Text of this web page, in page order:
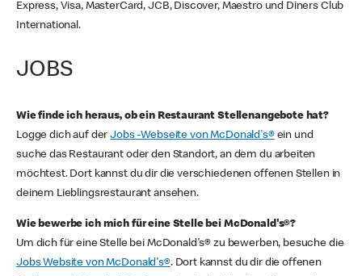
Express, Visa, MasterCard, JCB, Discover, Maestro und Diners Club
International.
JOBS
Wie finde ich heraus, ob ein Restaurant Stellenangebote hat?
Logge dich auf derJobs -Webseite von McDonald's®ein und
suche das Restaurant oder den Standort, an dem du arbeiten
möchtest. Dort kannst du dir die verschiedenen offenen Stellen in
deinem Lieblingsrestaurant ansehen.
Wie bewerbe ich mich für eine Stelle bei McDonald's®?
Um dich für eine Stelle bei McDonald's® zu bewerben, besuche die
Jobs Website von McDonald's®. Dort kannst du dir die offenen